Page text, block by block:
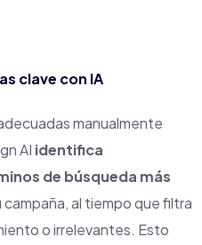
clave con IA
manualmente
AI identifica
de búsqueda más
al tiempo que filtra
o irrelevantes. Esto